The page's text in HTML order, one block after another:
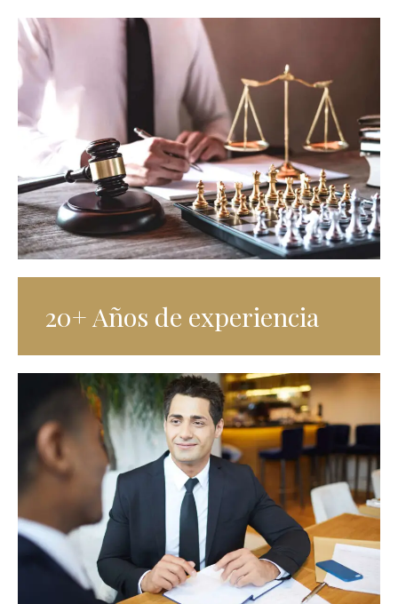
20+ Años de experiencia